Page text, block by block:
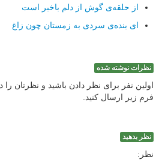
از حلقه‌ی گوش از دلم باخبر است
ای بنده‌ی سردی به زمستان چون زاغ
نظرات نوشته شده
اولین نفر برای نظر دادن باشید و نظرتان
فرم زیر ارسال کنید.
نظر بدهید
نظر: